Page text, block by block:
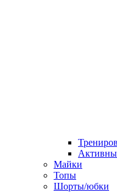
Майки
Топы
Шорты/юбки